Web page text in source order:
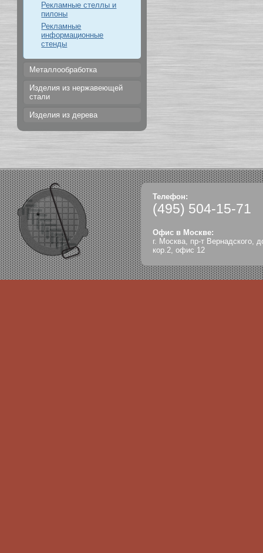
Рекламные стеллы и
пилоны
Рекламные
информационные
стенды
Металлообработка
Изделия из нержавеющей
стали
Изделия из дерева
Телефон:
(495) 504-15-71
Офис в Москве:
г. Москва, пр-т Вернадского,
кор.2, офис 12